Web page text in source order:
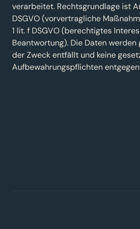
verarbeitet. Rechtsgrundlage ist
DSGVO (vorvertragliche
1 lit. f DSGVO (berechtigtes
Beantwortung). Die Daten
der Zweck entfällt und keine
Aufbewahrungspflichten